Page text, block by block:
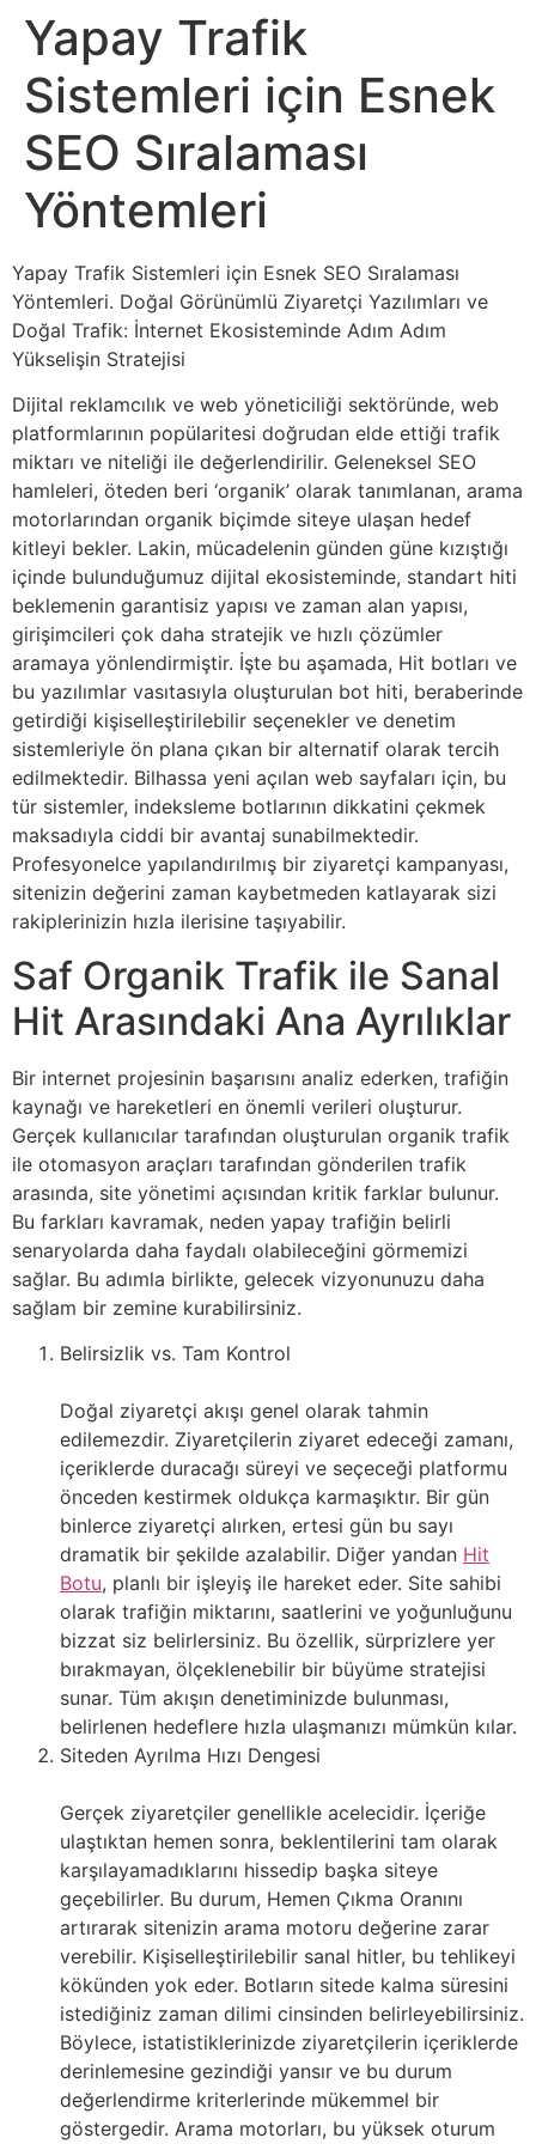
Yapay Trafik
Sistemleri için Esnek
SEO Sıralaması
Yöntemleri
Yapay Trafik Sistemleri için Esnek SEO Sıralaması
Yöntemleri. Doğal Görünümlü Ziyaretçi Yazılımları ve
Doğal Trafik: İnternet Ekosisteminde Adım Adım
Yükselişin Stratejisi
Dijital reklamcılık ve web yöneticiliği sektöründe, web
platformlarının popülaritesi doğrudan elde ettiği trafik
miktarı ve niteliği ile değerlendirilir. Geleneksel SEO
hamleleri, öteden beri ‘organik’ olarak tanımlanan, arama
motorlarından organik biçimde siteye ulaşan hedef
kitleyi bekler. Lakin, mücadelenin günden güne kızıştığı
içinde bulunduğumuz dijital ekosisteminde, standart hiti
beklemenin garantisiz yapısı ve zaman alan yapısı,
girişimcileri çok daha stratejik ve hızlı çözümler
aramaya yönlendirmiştir. İşte bu aşamada, Hit botları ve
bu yazılımlar vasıtasıyla oluşturulan bot hiti, beraberinde
getirdiği kişiselleştirilebilir seçenekler ve denetim
sistemleriyle ön plana çıkan bir alternatif olarak tercih
edilmektedir. Bilhassa yeni açılan web sayfaları için, bu
tür sistemler, indeksleme botlarının dikkatini çekmek
maksadıyla ciddi bir avantaj sunabilmektedir.
Profesyonelce yapılandırılmış bir ziyaretçi kampanyası,
sitenizin değerini zaman kaybetmeden katlayarak sizi
rakiplerinizin hızla ilerisine taşıyabilir.
Saf Organik Trafik ile Sanal
Hit Arasındaki Ana Ayrılıklar
Bir internet projesinin başarısını analiz ederken, trafiğin
kaynağı ve hareketleri en önemli verileri oluşturur.
Gerçek kullanıcılar tarafından oluşturulan organik trafik
ile otomasyon araçları tarafından gönderilen trafik
arasında, site yönetimi açısından kritik farklar bulunur.
Bu farkları kavramak, neden yapay trafiğin belirli
senaryolarda daha faydalı olabileceğini görmemizi
sağlar. Bu adımla birlikte, gelecek vizyonunuzu daha
sağlam bir zemine kurabilirsiniz.
Belirsizlik vs. Tam Kontrol
Doğal ziyaretçi akışı genel olarak tahmin
edilemezdir. Ziyaretçilerin ziyaret edeceği zamanı,
içeriklerde duracağı süreyi ve seçeceği platformu
önceden kestirmek oldukça karmaşıktır. Bir gün
binlerce ziyaretçi alırken, ertesi gün bu sayı
dramatik bir şekilde azalabilir. Diğer yandan Hit
Botu, planlı bir işleyiş ile hareket eder. Site sahibi
olarak trafiğin miktarını, saatlerini ve yoğunluğunu
bizzat siz belirlersiniz. Bu özellik, sürprizlere yer
bırakmayan, ölçeklenebilir bir büyüme stratejisi
sunar. Tüm akışın denetiminizde bulunması,
belirlenen hedeflere hızla ulaşmanızı mümkün kılar.
Siteden Ayrılma Hızı Dengesi
Gerçek ziyaretçiler genellikle acelecidir. İçeriğe
ulaştıktan hemen sonra, beklentilerini tam olarak
karşılayamadıklarını hissedip başka siteye
geçebilirler. Bu durum, Hemen Çıkma Oranını
artırarak sitenizin arama motoru değerine zarar
verebilir. Kişiselleştirilebilir sanal hitler, bu tehlikeyi
kökünden yok eder. Botların sitede kalma süresini
istediğiniz zaman dilimi cinsinden belirleyebilirsiniz.
Böylece, istatistiklerinizde ziyaretçilerin içeriklerde
derinlemesine gezindiği yansır ve bu durum
değerlendirme kriterlerinde mükemmel bir
göstergedir. Arama motorları, bu yüksek oturum